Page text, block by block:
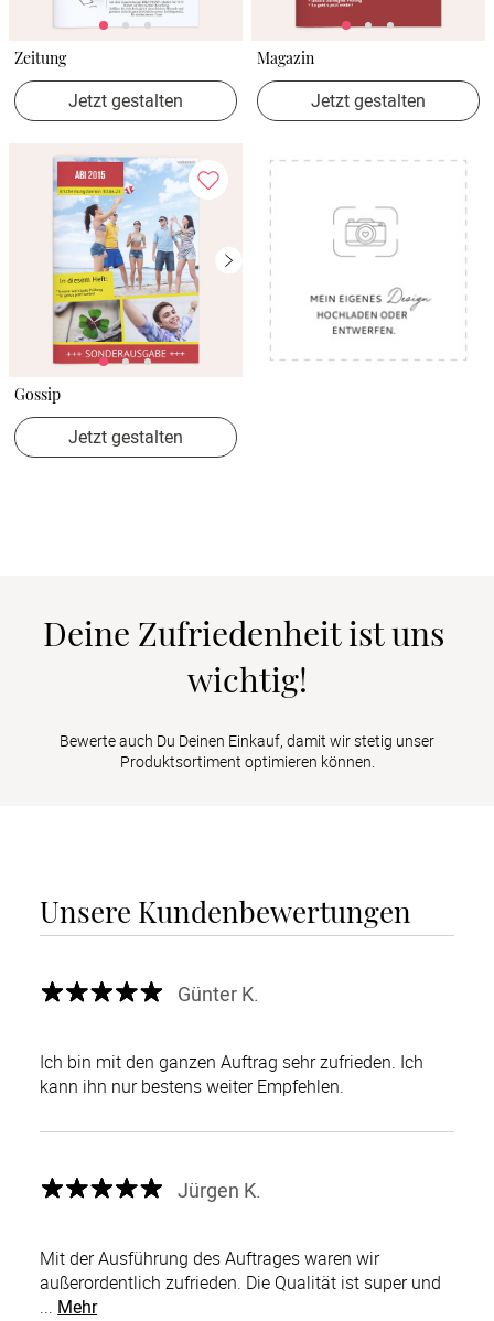
Zeitung
Jetzt gestalten
Magazin
Jetzt gestalten
Gossip
Jetzt gestalten
Deine Zufriedenheit ist uns
wichtig!
Bewerte auch Du Deinen Einkauf, damit wir stetig unser
Produktsortiment optimieren können.
Unsere Kundenbewertungen
Günter K.
Ich bin mit den ganzen Auftrag sehr zufrieden. Ich
kann ihn nur bestens weiter Empfehlen.
Jürgen K.
Mit der Ausführung des Auftrages waren wir
außerordentlich zufrieden. Die Qualität ist super und
... Mehr